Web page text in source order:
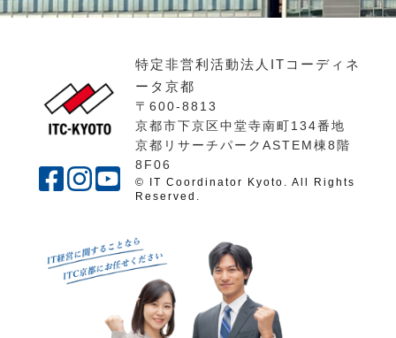
特定非営利活動法人ITコーディネ
ータ京都
〒600-8813
京都市下京区中堂寺南町134番地
京都リサーチパークASTEM棟8階
8F06
© IT Coordinator Kyoto. All Rights
Reserved.